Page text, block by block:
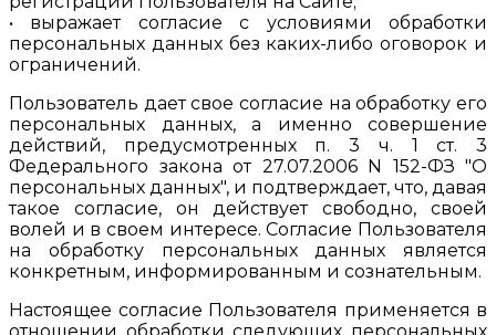
• выражает согласие с условиями обработки
персональных данных без каких-либо оговорок и
ограничений.
Пользователь дает свое согласие на обработку его
персональных данных, а именно совершение
действий, предусмотренных п. 3 ч. 1 ст. 3
Федерального закона от 27.07.2006 N 152-ФЗ "О
персональных данных", и подтверждает, что, давая
такое согласие, он действует свободно, своей
волей и в своем интересе. Согласие Пользователя
на обработку персональных данных является
конкретным, информированным и сознательным.
Настоящее согласие Пользователя применяется в